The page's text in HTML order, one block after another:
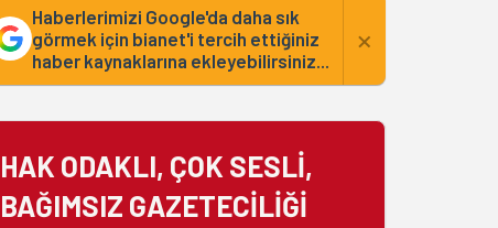
Haberlerimizi Google'da daha sık
görmek için bianet'i tercih ettiğiniz
haber kaynaklarına ekleyebilirsiniz...
×
HAK ODAKLI, ÇOK SESLİ,
BAĞIMSIZ GAZETECİLİĞİ